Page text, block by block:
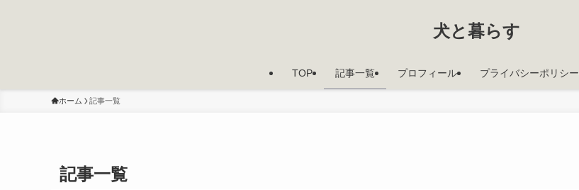
犬と暮らす
TOP 記事一覧 プロフィール プライバシーポリシー
ホーム 記事一覧
記事一覧